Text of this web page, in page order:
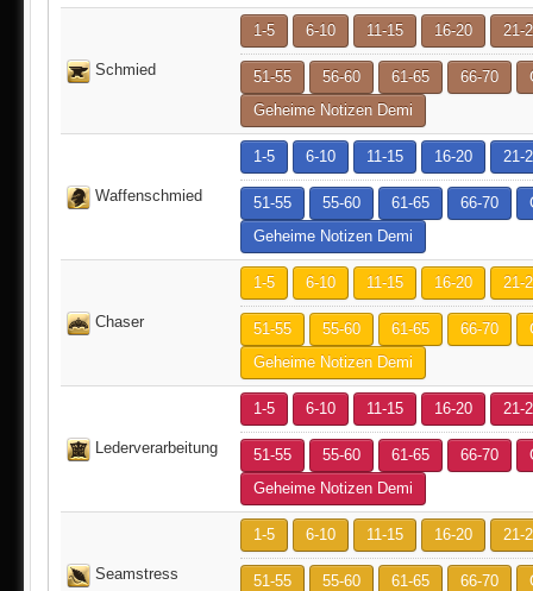
Schmied
1-5 6-10 11-15 16-20 21-
51-55 56-60 61-65 66-70
Geheime Notizen Demi
Waffenschmied
1-5 6-10 11-15 16-20 21-
51-55 55-60 61-65 66-70
Geheime Notizen Demi
Chaser
1-5 6-10 11-15 16-20 21-
51-55 55-60 61-65 66-70
Geheime Notizen Demi
Lederverarbeitung
1-5 6-10 11-15 16-20 21-
51-55 55-60 61-65 66-70
Geheime Notizen Demi
Seamstress
1-5 6-10 11-15 16-20 21-
51-55 55-60 61-65 66-70